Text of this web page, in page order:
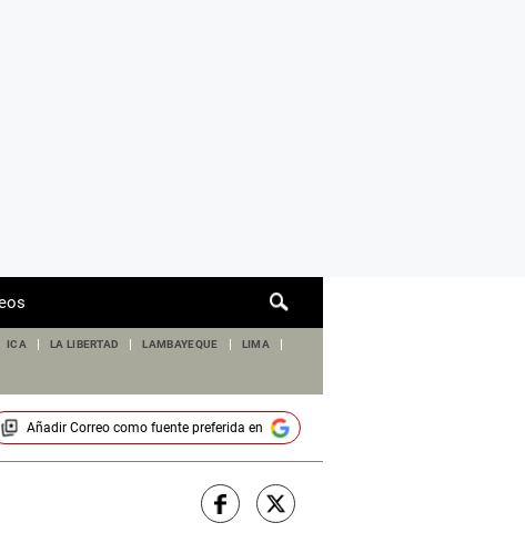
de
ICA LA LIBERTAD LAMBAYEQUE LIMA
Añadir Correocomo fuente preferida en